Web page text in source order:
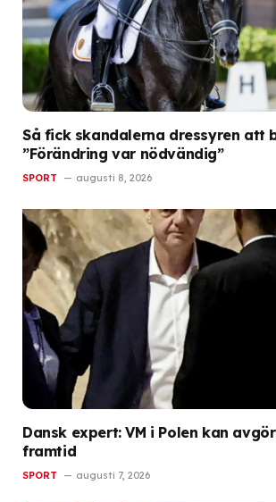
Så fick skandalerna dressyren att
”Förändring var nödvändig”
SPORT augusti 8, 2026
Dansk expert: VM i Polen kan
framtid
SPORT augusti 7, 2026